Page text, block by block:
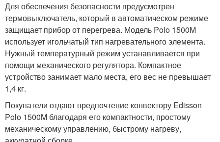
Для обеспечения безопасности предусмотрен
термовыключатель, который в автоматическом режиме
защищает прибор от перегрева. Модель Polo 1500M
использует игольчатый тип нагревательного элемента.
Нужный температурный режим устанавливается при
помощи механического регулятора. Компактное
устройство занимает мало места, его вес не превышает
1,4 кг.
Покупатели отдают предпочтение конвектору Edisson
Polo 1500M благодаря его компактности, простому
механическому управлению, быстрому нагреву,